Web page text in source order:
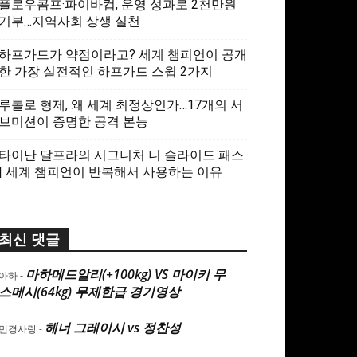
플로우콤프·파이바컵, 운영 성과로 2천만원
기부…지역사회 상생 실천
프가드가 약점이라고? 세계 챔피언이 공개
한 가장 실전적인 하프가드 스윕 2가지
루톨로 형제, 왜 세계 최정상인가…17개의 서
브미션이 증명한 공격 본능
타이난 달프라의 시그니처 니 슬라이드 패스
| 세계 챔피언이 반복해서 사용하는 이유
최신 댓글
아하- 마하메드알리(+100kg) VS 마이키 무
스메시(64kg) 무제한급 경기영상
민경사랑- 헤너 그레이시 vs 정찬성